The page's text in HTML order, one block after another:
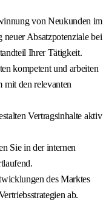
von Neukunden im
Absatzpotenziale bei
Ihrer Tätigkeit.
kompetent und arbeiten
mit den relevanten
Vertragsinhalte aktiv
Sie in der internen
des Marktes
ab.